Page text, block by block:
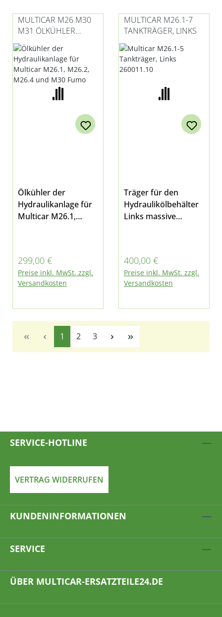
MULTICAR M26 M30
M31 ÖLKÜHLER
HYDRAULIKANLAGE
Ölkühler der
Hydraulikanlage für
Multicar M26.1,
Regulärer Preis:
299,00 €
Preise inkl. MwSt. zzgl.
Versandkosten
MULTICAR M26.1-7
TANKTRÄGER, LINKS
Träger für den
Hydraulikölbehälter
Links massive
Regulärer Preis:
400,00 €
Preise inkl. MwSt. zzgl.
Versandkosten
Seite
1 Seite
2 Seite
3
SERVICE-HOTLINE
VERTRAG WIDERRUFEN
KUNDENINFORMATIONEN
SERVICE
ÜBER MULTICAR-ERSATZTEILE24.DE